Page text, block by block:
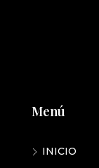
Menú
INICIO